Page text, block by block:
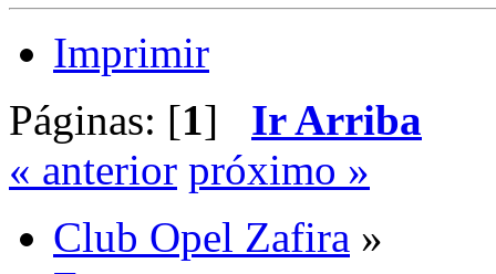
Imprimir
Páginas: [1] Ir Arriba
« anterior próximo »
Club Opel Zafira »